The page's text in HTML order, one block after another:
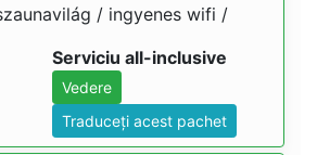
/ ingyenes wifi /
Serviciu all-inclusive
Vedere
Traduceți acest pachet